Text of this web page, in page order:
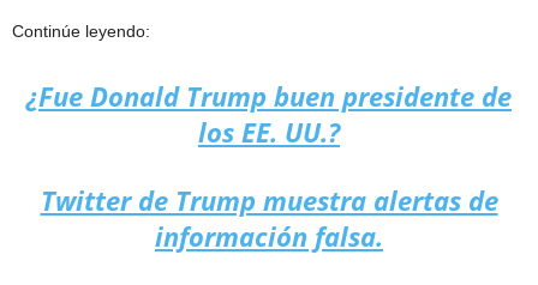
Continúe leyendo:
¿Fue Donald Trump buen presidente de
los EE. UU.?
Twitter de Trump muestra alertas de
información falsa.